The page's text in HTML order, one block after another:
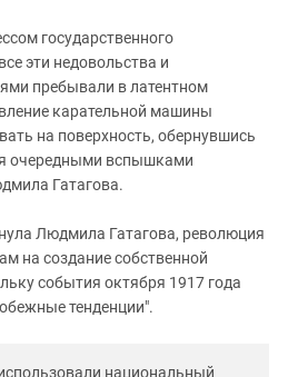
государственного
эти недовольства и
пребывали в латентном
карательной машины
на поверхность, обернувшись
очередными вспышками
Гатагова.
Людмила Гатагова, революция
на создание собственной
события октября 1917 года
тенденции".
национальный